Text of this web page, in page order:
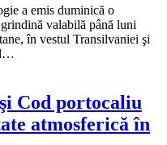
a emis duminică o
valabilă până luni
în vestul Transilvaniei şi
Cod portocaliu
atmosferică în